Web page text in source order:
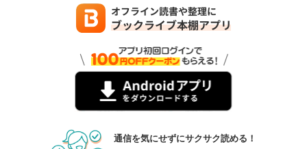
通信を気にせずにサクサク読める！